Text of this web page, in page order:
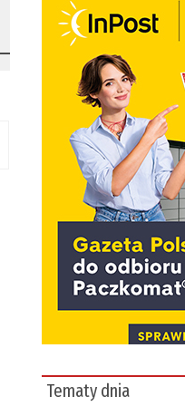
Tematy dnia